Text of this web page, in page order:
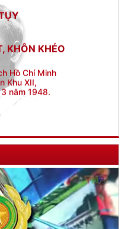
KHÔN KHÉO
Hồ Chí Minh
Khu XII,
năm 1948.